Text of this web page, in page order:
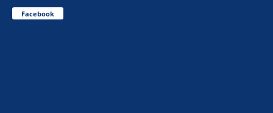
Facebook